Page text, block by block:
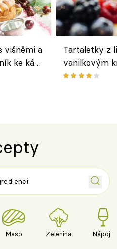
višněmi a
ke kávě
Tartaletky z
vanilkovým
ovocem
Maso Zelenina Nápoje